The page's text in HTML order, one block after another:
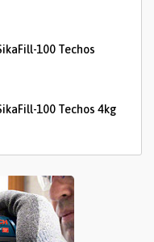
100 Techos
100 Techos 4kg